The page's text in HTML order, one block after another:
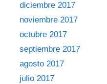
diciembre 2017
noviembre 2017
octubre 2017
septiembre 2017
agosto 2017
julio 2017